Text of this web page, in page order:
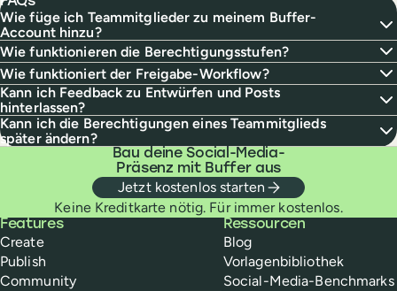
Wie füge ich Teammitglieder zu meinem Buffer-
Account hinzu?
Wie funktionieren die Berechtigungsstufen?
Wie funktioniert der Freigabe-Workflow?
Kann ich Feedback zu Entwürfen und Posts
hinterlassen?
Kann ich die Berechtigungen eines Teammitglieds
später ändern?
Bau deine Social-Media-
Präsenz mit Buffer aus
Jetzt kostenlos starten
Keine Kreditkarte nötig. Für immer kostenlos.
Buffer
Features
Create
Publish
Community
Ressourcen
Blog
Vorlagenbibliothek
Social-Media-Benchmarks